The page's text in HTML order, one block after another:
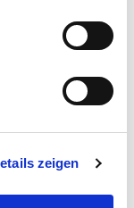
zeigen